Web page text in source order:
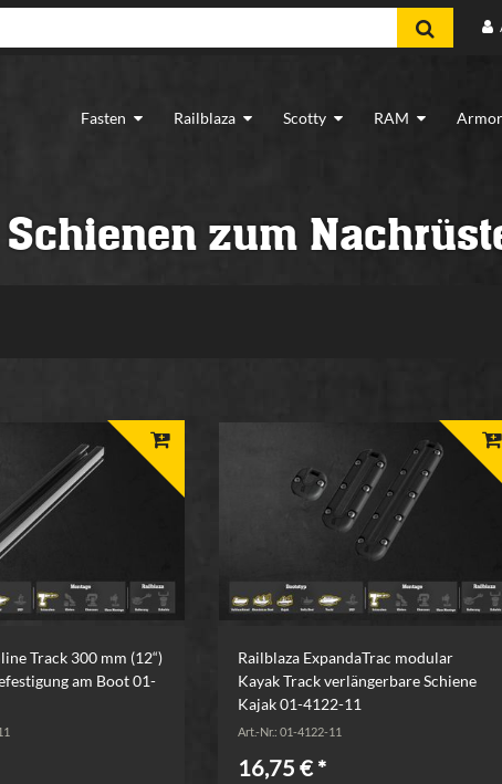
Fasten Railblaza Scotty RAM
zum
Track 300 mm (12“)
am Boot 01-
Railblaza ExpandaTrac modular
Kayak Track verlängerbare Schiene
Kajak 01-4122-11
Art.-Nr.: 01-4122-11
16,75 € *